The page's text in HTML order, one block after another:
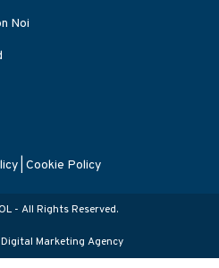
Noi
Cookie Policy
- All Rights Reserved.
Digital Marketing Agency